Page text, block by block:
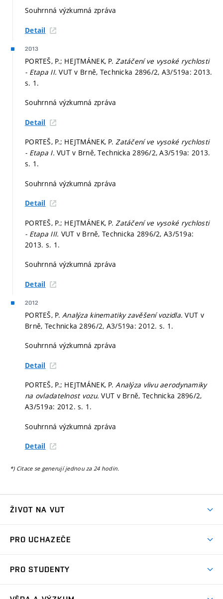
Souhrnná výzkumná zpráva
Detail
2013
PORTEŠ, P.; HEJTMÁNEK, P. Zatáčení ve vysoké rychlosti
- Etapa II.VUT v Brně, Technicka 2896/2, A3/519a: 2013.
s. 1.
Souhrnná výzkumná zpráva
Detail
PORTEŠ, P.; HEJTMÁNEK, P.Zatáčení ve vysoké rychlosti
- Etapa I.VUT v Brně, Technicka 2896/2, A3/519a: 2013.
s. 1.
Souhrnná výzkumná zpráva
Detail
PORTEŠ, P.; HEJTMÁNEK, P. Zatáčení ve vysoké rychlosti
- Etapa III. VUT v Brně, Technicka 2896/2, A3/519a:
2013. s. 1.
Souhrnná výzkumná zpráva
Detail
2012
PORTEŠ, P.Analýza kinematiky zavěšení vozidla.VUT v
Brně, Technicka 2896/2, A3/519a: 2012. s. 1.
Souhrnná výzkumná zpráva
Detail
PORTEŠ, P.; HEJTMÁNEK, P.Analýza vlivu aerodynamiky
na ovladatelnost vozu.VUT v Brně, Technicka 2896/2,
A3/519a: 2012.s. 1.
Souhrnná výzkumná zpráva
Detail
*) Citace se generují jednou za 24 hodin.
ŽIVOT NA VUT
Koleje
PRO UCHAZEČE
Dny otevřených dveří
PRO STUDENTY